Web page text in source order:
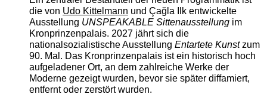
die von Udo Kittelmann und Çağla Ilk entwickelte
Ausstellung UNSPEAKABLE Sittenausstellungim
Kronprinzenpalais. 2027 jährt sich die
nationalsozialistische Ausstellung Entartete Kunstzum
90. Mal. Das Kronprinzenpalais ist ein historisch hoch
aufgeladener Ort, an dem zahlreiche Werke der
Moderne gezeigt wurden, bevor sie später diffamiert,
entfernt oder zerstört wurden.